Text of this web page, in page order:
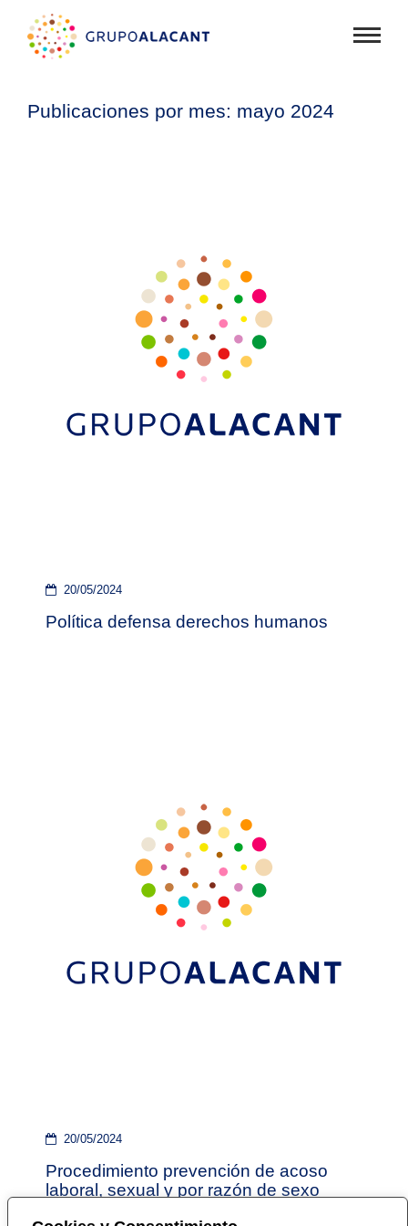
Publicaciones por mes: mayo 2024
20/05/2024
Política defensa derechos humanos
20/05/2024
Procedimiento prevención de acoso
laboral, sexual y por razón de sexo